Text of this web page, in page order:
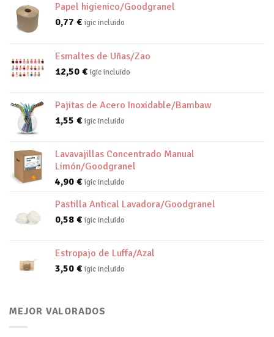
Papel higienico/Goodgranel
0,77 € igic incluido
Esmaltes de Uñas/Zao
12,50 € igic incluido
Pajitas de Acero Inoxidable/Bambaw
1,55 € igic incluido
Lavavajillas Concentrado Manual
Limón/Goodgranel
4,90 € igic incluido
Pastilla Antical Lavadora/Goodgranel
0,58 € igic incluido
Estropajo de Luffa/Azal
3,50 € igic incluido
MEJOR VALORADOS